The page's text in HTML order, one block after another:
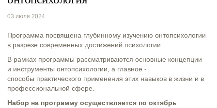
03 июля 2024
Программа посвящена глубинному изучению онтопсихологии
в разрезе современных достижений психологии.
В рамках программы рассматриваются основные концепции
и инструменты онтопсихологии, а главное -
способы практического применения этих навыков в жизни и в
профессиональной сфере.
Набор на программу осуществляется по октябрь